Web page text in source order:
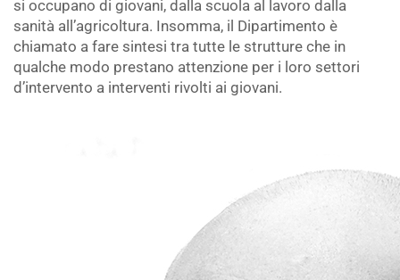
si occupano di giovani, dalla scuola al lavoro dalla
sanità all’agricoltura. Insomma, il Dipartimento è
chiamato a fare sintesi tra tutte le strutture che in
qualche modo prestano attenzione per i loro settori
d’intervento a interventi rivolti ai giovani.